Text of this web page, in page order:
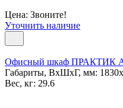
Цена: Звоните!
Уточнить наличие
Офисный шкаф ПРАКТИК
Габариты, ВxШxГ, мм:
Вес, кг: 29.6